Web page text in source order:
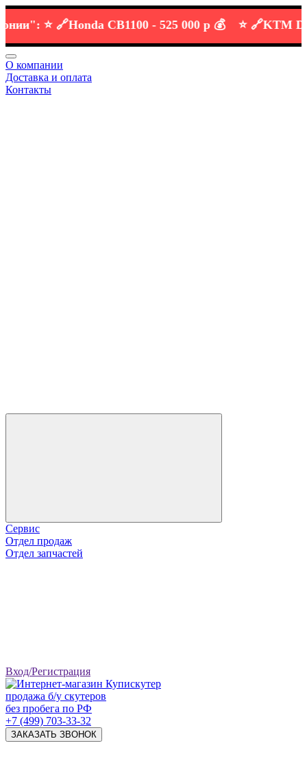
⭐️ 🔗 Honda CB1100 -525 000 р 💰 ⭐️ 🔗 KTM DUKE
О компании
Доставка и оплата
Контакты
Сервис
Отдел продаж
Отдел запчастей
Вход/Регистрация
продажа б/у скутеров
без пробега по РФ
+7 (499) 703-33-32
ЗАКАЗАТЬ ЗВОНОК